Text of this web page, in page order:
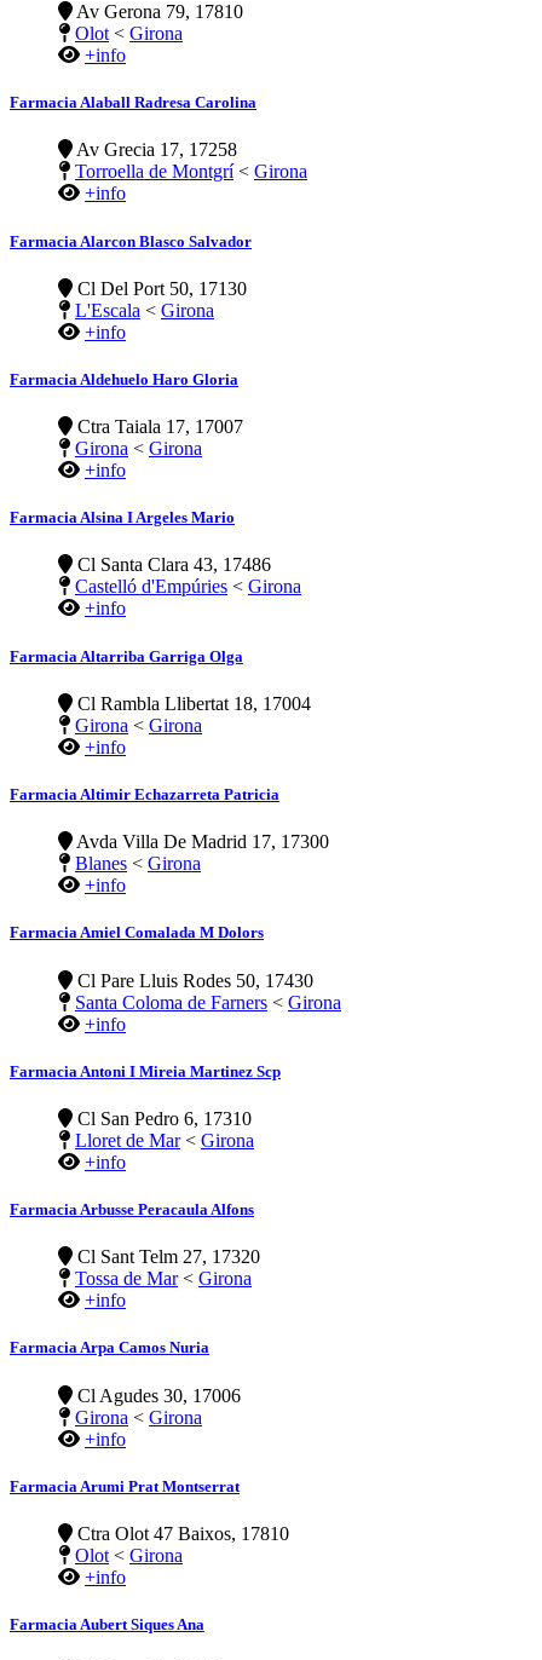
Av Gerona 79, 17810
Olot < Girona
+info
Farmacia Alaball Radresa Carolina
Av Grecia 17, 17258
Torroella de Montgrí< Girona
+info
Farmacia Alarcon Blasco Salvador
Cl Del Port 50, 17130
L'Escala < Girona
+info
Farmacia Aldehuelo Haro Gloria
Ctra Taiala 17, 17007
Girona < Girona
+info
Farmacia Alsina I Argeles Mario
Cl Santa Clara 43, 17486
Castelló d'Empúries < Girona
+info
Farmacia Altarriba Garriga Olga
Cl Rambla Llibertat 18, 17004
Girona < Girona
+info
Farmacia Altimir Echazarreta Patricia
Avda Villa De Madrid 17, 17300
Blanes < Girona
+info
Farmacia Amiel Comalada M Dolors
Cl Pare Lluis Rodes 50, 17430
Santa Coloma de Farners < Girona
+info
Farmacia Antoni I Mireia Martinez Scp
Cl San Pedro 6, 17310
Lloret de Mar< Girona
+info
Farmacia Arbusse Peracaula Alfons
Cl Sant Telm 27, 17320
Tossa de Mar< Girona
+info
Farmacia Arpa Camos Nuria
Cl Agudes 30, 17006
Girona < Girona
+info
Farmacia Arumi Prat Montserrat
Ctra Olot 47 Baixos, 17810
Olot < Girona
+info
Farmacia Aubert Siques Ana